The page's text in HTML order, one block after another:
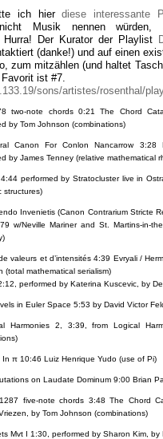
ich hierdiese interessante
Musik nennen würden,
Hurra! Der Kurator der Playlist
(danke!) und auf einen
zum mitzählen (und haltet
ist #7.
sons/artistes/rosenthal/
two-note chords 0:21 The Chord
by Tom Johnson (combinations)
Canon For Conlon Nancarrow 3:28
by James Tenney (relative mathematical
performed by Stratocluster live in
structures)
Invenietis (Canon Contrarium Stricte
w/Neville Mariner and St. Martins-in-
valeurs et d’intensités 4:39 Evryali /
(total mathematical serialism)
performed by Katerina Kuscevic, by
in Euler Space 5:53 by David Victor
Harmonies 2, 3:39, from Logical
In π 10:46 Luiz Henrique Yudo (use of Pi)
on Laudate Dominum 9:00 Brian
five-note chords 3:48 The Chord
by Tom Johnson (combinations)
Mvt I 1:30, performed by Sharon Kim, by